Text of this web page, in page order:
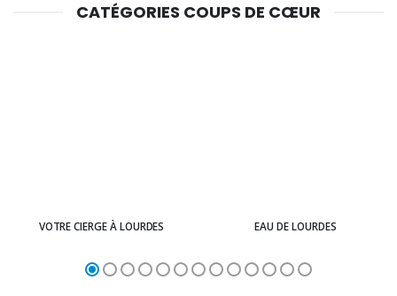
CATÉGORIES COUPS DE CŒUR
VOTRE CIERGE À LOURDES EAU DE LOURDES